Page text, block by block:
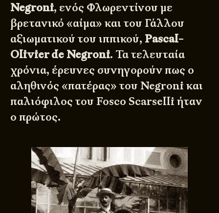
Negroni, ενός Φλωρεντίνου με
βρετανικό «αίμα» και του Γάλλου
αξιωματικού του ιππικού, Pascal-
Olivier de Negroni. Τα τελευταία
χρόνια, έρευνες συνηγορούν πως ο
αληθινός «πατέρας» του Negroni και
παλιόφιλος του Fosco Scarselli ήταν
ο πρώτος.